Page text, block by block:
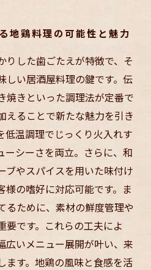
地鶏料理の可能性と魅力
りした歯ごたえが特徴で、そ
しい居酒屋料理の鍵です。伝
焼きといった調理法が定番で
えることで新たな魅力を引き
低温調理でじっくり火入れす
ーシーさを両立。さらに、和
ブやスパイスを用いた味付け
様の嗜好に対応可能です。ま
るために、素材の鮮度管理や
要です。これらの工夫によ
広いメニュー展開が叶い、来
ます。地鶏の風味と食感を活